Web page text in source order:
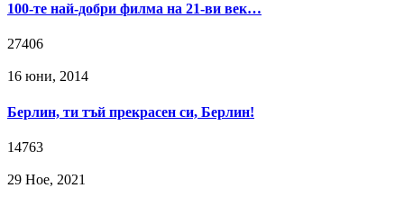
100-те най-добри филма на 21-ви век…
27406
16 юни, 2014
Берлин, ти тъй прекрасен си, Берлин!
14763
29 Ное, 2021